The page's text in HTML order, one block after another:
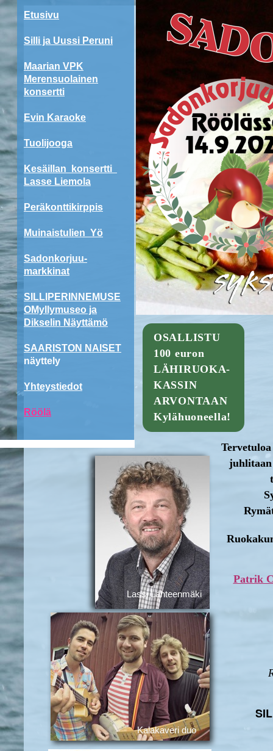
OSALLISTU
100 euron
LÄHIRUOKA-
KASSIN
ARVONTAAN
Kylähuoneella!
Etusivu
Silli ja Uussi Peruni
Maarian VPK
Merensuolainen
konsertti
Evin Karaoke
Tuolijooga
Kesäillan konsertti
Lasse Liemola
Peräkonttikirppis
Muinaistulien Yö
Sadonkorjuu-
markkinat
SILLIPERINNEMUSE
OMyllymuseo ja
Dikselin Näyttämö
SAARISTON NAISET
näyttely
Yhteystiedot
Röölä
Lassi Lähteenmäki
juhlitaan
Patrik
Kalakaveri duo